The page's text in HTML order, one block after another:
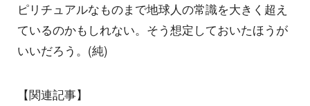
ピリチュアルなものまで地球人の常識を大きく超え
ているのかもしれない。そう想定しておいたほうが
いいだろう。(純)
【関連記事】